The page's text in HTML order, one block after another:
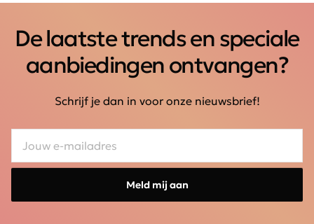
De laatste trends en speciale
aanbiedingen ontvangen?
Schrijf je dan in voor onze nieuwsbrief!
Meld mij aan